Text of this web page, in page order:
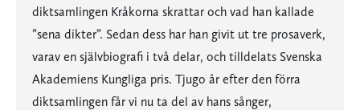
diktsamlingen Kråkorna skrattar och vad han kallade
”sena dikter”. Sedan dess har han givit ut tre prosaverk,
varav en självbiografi i två delar, och tilldelats Svenska
Akademiens Kungliga pris. Tjugo år efter den förra
diktsamlingen får vi nu ta del av hans sånger,